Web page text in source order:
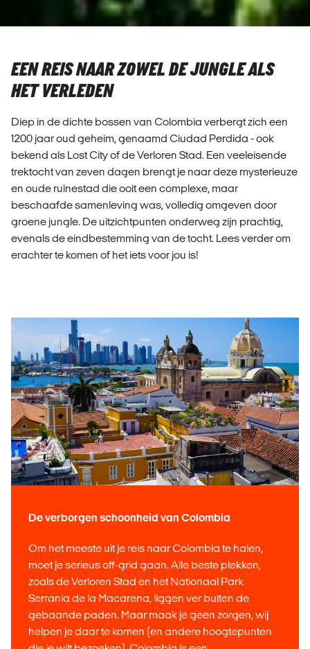
EEN REIS NAAR ZOWEL DE JUNGLE ALS
HET VERLEDEN
Diep in de dichte bossen van Colombia verbergt zich een
1200 jaar oud geheim, genaamd Ciudad Perdida - ook
bekend als Lost City of de Verloren Stad. Een veeleisende
trektocht van zeven dagen brengt je naar deze mysterieuze
en oude ruïnestad die ooit een complexe, maar
beschaafde samenleving was, volledig omgeven door
groene jungle. De uitzichtpunten onderweg zijn prachtig,
evenals de eindbestemming van de tocht. Lees verder om
erachter te komen of het iets voor jou is!
De verborgen schoonheid van Colombia
Om het meeste uit je reis naar Colombia te halen,
moet je serieus off-grid gaan. Alle beste plekken,
zoals de Verloren Stad en het Nationaal Park
Serranía de la Macarena, liggen ver buiten de
gebaande paden. Maar maak je geen zorgen, wij
helpen je daar te komen (en andere hoogtepunten